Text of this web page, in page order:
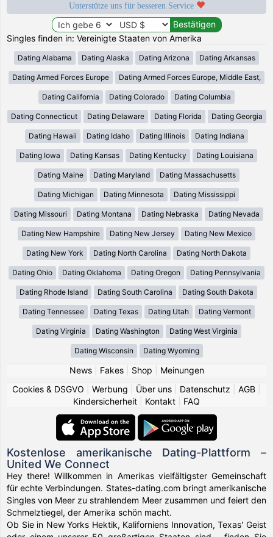
Unterstütze uns für besseren Service
Singles finden in: Vereinigte Staaten von Amerika
Dating Alabama Dating Alaska Dating Arizona Dating Arkansas
Dating Armed Forces Europe Dating Armed Forces Europe, Middle East,
Dating California Dating Colorado Dating Columbia
Dating Connecticut Dating Delaware Dating Florida Dating Georgia
Dating Hawaii Dating Idaho Dating Illinois Dating Indiana
Dating Iowa Dating Kansas Dating Kentucky Dating Louisiana
Dating Maine Dating Maryland Dating Massachusetts
Dating Michigan Dating Minnesota Dating Mississippi
Dating Missouri Dating Montana Dating Nebraska Dating Nevada
Dating New Hampshire Dating New Jersey Dating New Mexico
Dating New York Dating North Carolina Dating North Dakota
Dating Ohio Dating Oklahoma Dating Oregon Dating Pennsylvania
Dating Rhode Island Dating South Carolina Dating South Dakota
Dating Tennessee Dating Texas Dating Utah Dating Vermont
Dating Virginia Dating Washington Dating West Virginia
Dating Wisconsin Dating Wyoming
News| Fakes| Shop
Meinungen
Cookies & DSGVO
Werbung Über uns Datenschutz AGB
Kindersicherheit
Kontakt FAQ
Kostenlose amerikanische Dating-Plattform –
United We Connect
Hey there! Willkommen in Amerikas vielfältigster Gemeinschaft
für echte Verbindungen. States-dating.com bringt amerikanische
Singles von Meer zu strahlendem Meer zusammen und feiert den
Schmelztiegel, der Amerika schön macht.
Ob Sie in New Yorks Hektik, Kaliforniens Innovation, Texas' Geist